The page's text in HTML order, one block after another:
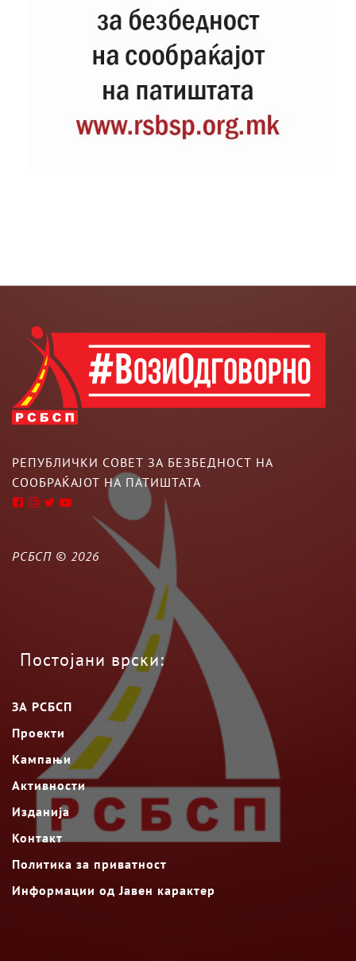
РЕПУБЛИЧКИ СОВЕТ ЗА БЕЗБЕДНОСТ НА
СООБРАЌАЈОТ НА ПАТИШТАТА
РСБСП © 2026
Постојани врски:
ЗА РСБСП
Проекти
Кампањи
Активности
Изданија
Контакт
Политика за приватност
Информации од Јавен карактер